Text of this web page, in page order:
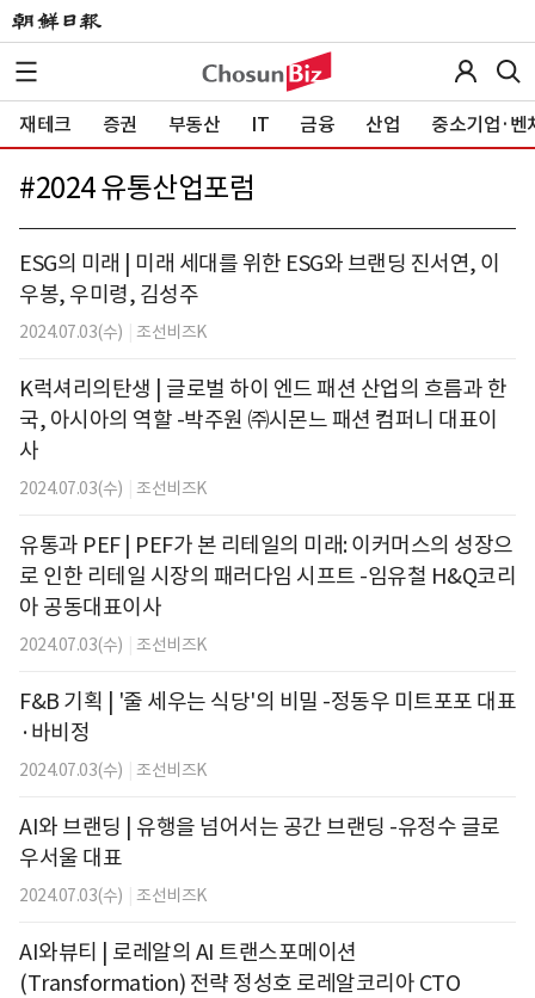
재테크 증권 부동산 IT 금융 산업 중소기업·벤
#2024 유통산업포럼
ESG의 미래 | 미래 세대를 위한 ESG와 브랜딩 진서연, 이
우봉, 우미령, 김성주
2024.07.03(수) 조선비즈K
K럭셔리의탄생 | 글로벌 하이 엔드 패션 산업의 흐름과 한
국, 아시아의 역할 -박주원 ㈜시몬느 패션 컴퍼니 대표이
사
2024.07.03(수) 조선비즈K
유통과 PEF | PEF가 본 리테일의 미래: 이커머스의 성장으
로 인한 리테일 시장의 패러다임 시프트 -임유철 H&Q코리
아 공동대표이사
2024.07.03(수) 조선비즈K
F&B 기획 | '줄 세우는 식당'의 비밀 -정동우 미트포포 대표
·바비정
2024.07.03(수) 조선비즈K
AI와 브랜딩 | 유행을 넘어서는 공간 브랜딩 -유정수 글로
우서울 대표
2024.07.03(수) 조선비즈K
AI와뷰티 | 로레알의 AI 트랜스포메이션
(Transformation) 전략 정성호 로레알코리아 CTO